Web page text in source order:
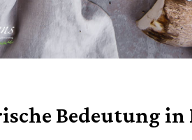
Bedeutung